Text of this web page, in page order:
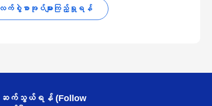
လက်စွဲစာအုပ်များကြည့်ရှုရန်
ဆက်သွယ်ရန် (Follow